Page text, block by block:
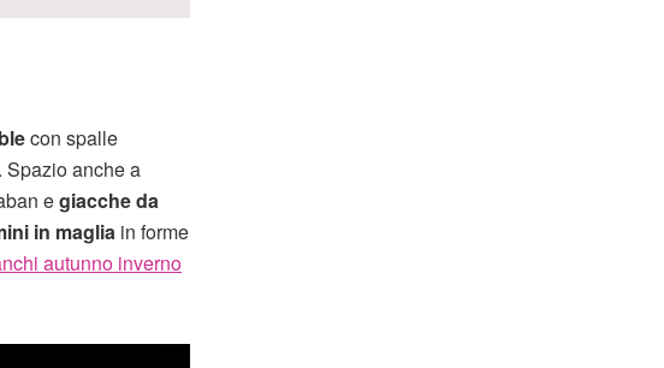
con spalle
Spazio anche a
egiacche da
in maglia in forme
autunno inverno